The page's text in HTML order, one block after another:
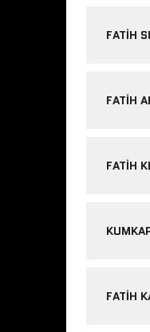
FATIH
FATIH
FATIH
FATIH